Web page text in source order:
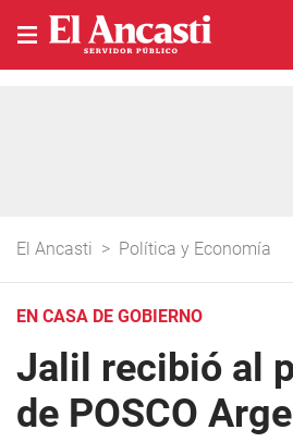
El Ancasti > Política y Economía
EN CASA DE GOBIERNO
Jalil recibió al
de POSCO